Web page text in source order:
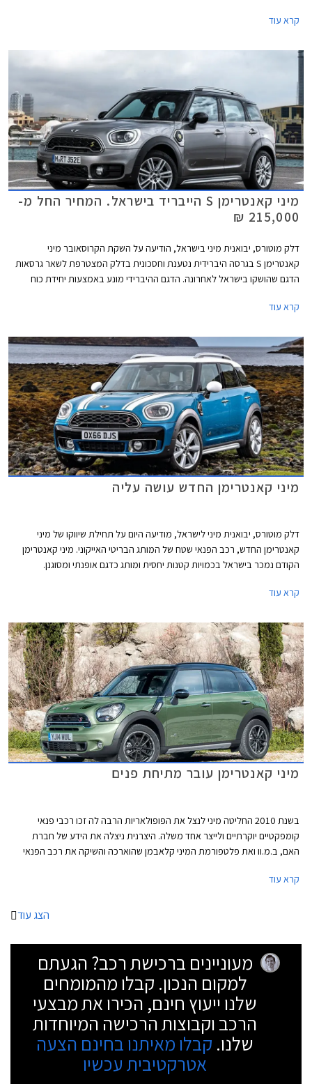
קרא עוד
מיני קאנטרימן S הייבריד בישראל. המחיר החל מ-
215,000 ₪
דלק מוטורס, יבואנית מיני בישראל, הודיעה על השקת הקרוסאובר מיני
קאנטרימן S בגרסה היברידית נטענת וחסכונית בדלק המצטרפת לשאר גרסאות
הדגם שהושקו בישראל לאחרונה. הדגם ההיברידי מונע באמצעות יחידת כוח
קרא עוד
מיני קאנטרימן החדש עושה עליה
דלק מוטורס, יבואנית מיני לישראל, מודיעה היום על תחילת שיווקו של מיני
קאנטרימן החדש, רכב הפנאי שטח של המותג הבריטי האייקוני. מיני קאנטרימן
הקודם נמכר בישראל בכמויות קטנות יחסית ומותג כדגם אופנתי ומסוגנן.
נוסעים מרווח, אבזור נוחות עשיר, ואבזור בטיחות מתקדם.
קרא עוד
מיני קאנטרימן עובר מתיחת פנים
בשנת 2010 החליטה מיני לנצל את הפופולאריות הרבה לה זכו רכבי פנאי
קומפקטיים יוקרתיים ולייצר אחד משלה. היצרנית ניצלה את הידע של חברת
האם, ב.מ.וו ואת פלטפורמת המיני קלאבמן שהוארכה והשיקה את רכב הפנאי
יורק, עובר הקאנטרימן מתיחת פנים של אמצע החיים.
קרא עוד
הצג עוד
מעוניינים ברכישת רכב? הגעתם
למקום הנכון. קבלו מהמומחים
שלנו ייעוץ חינם, הכירו את מבצעי
הרכב וקבוצות הרכישה המיוחדות
שלנו. קבלו מאיתנו בחינם הצעה
אטרקטיבית עכשיו